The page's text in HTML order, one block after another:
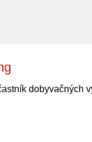
dobyvačných